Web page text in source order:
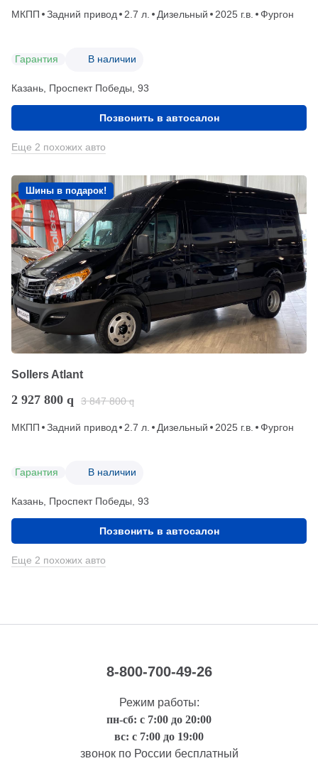
МКПП Задний привод 2.7 л. Дизельный 2025 г.в. Фургон
Гарантия В наличии
Казань, Проспект Победы, 93
Позвонить в автосалон
Еще 2 похожих авто
Шины в подарок!
Sollers Atlant
2 927 800 q 3 847 800 q
МКПП Задний привод 2.7 л. Дизельный 2025 г.в. Фургон
Гарантия В наличии
Казань, Проспект Победы, 93
Позвонить в автосалон
Еще 2 похожих авто
8-800-700-49-26
Режим работы:
пн-сб: с 7:00 до 20:00
вс: с 7:00 до 19:00
звонок по России бесплатный